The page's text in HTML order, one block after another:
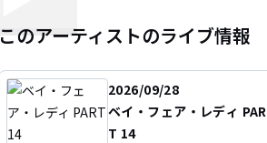
このアーティストのライブ情報
2026/09/28
ベイ・フェア・レディ PAR
T 14